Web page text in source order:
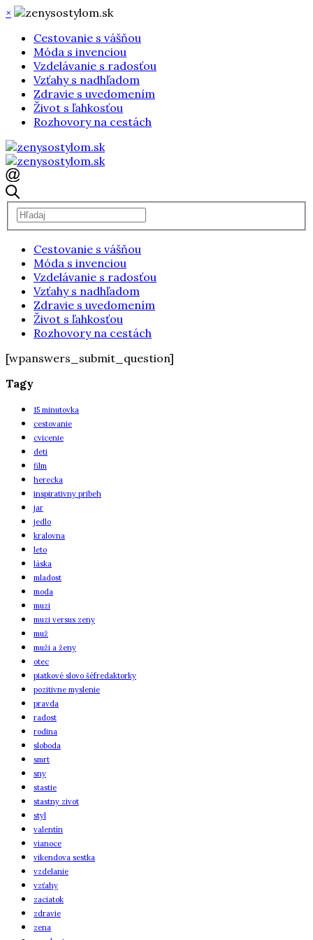
×
Cestovanie s vášňou
Móda s invenciou
Vzdelávanie s radosťou
Vzťahy s nadhľadom
Zdravie s uvedomením
Život s ľahkosťou
Rozhovory na cestách
Cestovanie s vášňou
Móda s invenciou
Vzdelávanie s radosťou
Vzťahy s nadhľadom
Zdravie s uvedomením
Život s ľahkosťou
Rozhovory na cestách
[wpanswers_submit_question]
Tagy
15 minutovka
cestovanie
cvicenie
deti
film
herecka
inspirativny pribeh
jar
jedlo
kralovna
leto
láska
mladost
moda
muzi
muzi versus zeny
muž
muži a ženy
otec
piatkové slovo šéfredaktorky
pozitivne myslenie
pravda
radost
rodina
sloboda
smrt
sny
stastie
stastny zivot
styl
valentín
vianoce
vikendova sestka
vzdelanie
vzťahy
zaciatok
zdravie
zena